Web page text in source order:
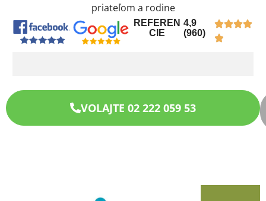
priateľom a rodine
REFEREN
CIE
4,9
(960)
VOLAJTE 02 222 059 53